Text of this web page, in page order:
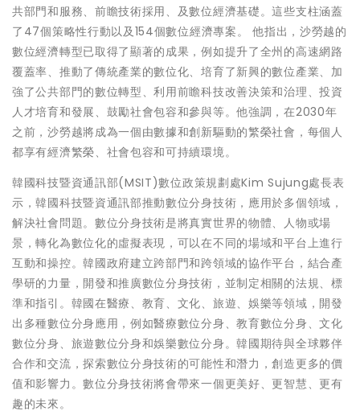
共部門和服務、前瞻技術採用、及數位經濟基礎。這些支柱涵蓋
了47個策略性行動以及154個數位經濟專案。 他指出，沙勞越的
數位經濟轉型已取得了顯著的成果，例如提升了全州的高速網路
覆蓋率、推動了傳統產業的數位化、培育了新興的數位產業、加
強了公共部門的數位轉型、利用前瞻科技改善決策和治理、投資
人才培育和發展、鼓勵社會包容和參與等。他強調，在2030年
之前，沙勞越將成為一個由數據和創新驅動的繁榮社會，每個人
都享有經濟繁榮、社會包容和可持續環境。
韓國科技暨資通訊部(MSIT)數位政策規劃處Kim Sujung處長表
示，韓國科技暨資通訊部推動數位分身技術，應用於多個領域，
解決社會問題。數位分身技術是將真實世界的物體、人物或場
景，轉化為數位化的虛擬表現，可以在不同的場域和平台上進行
互動和操控。韓國政府建立跨部門和跨領域的協作平台，結合產
學研的力量，開發和推廣數位分身技術，並制定相關的法規、標
準和指引。韓國在醫療、教育、文化、旅遊、娛樂等領域，開發
出多種數位分身應用，例如醫療數位分身、教育數位分身、文化
數位分身、旅遊數位分身和娛樂數位分身。韓國期待與全球夥伴
合作和交流，探索數位分身技術的可能性和潛力，創造更多的價
值和影響力。數位分身技術將會帶來一個更美好、更智慧、更有
趣的未來。